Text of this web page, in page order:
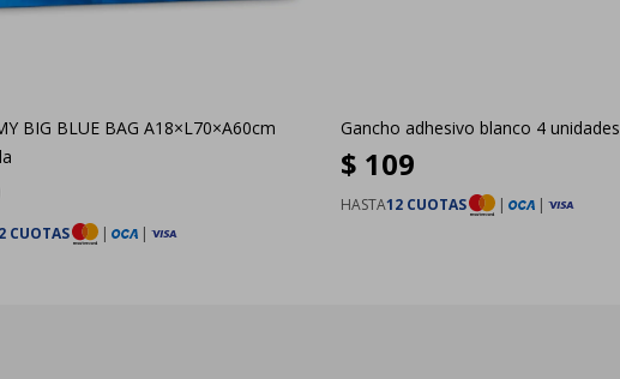
BIG BLUE BAG A18×L70×A60cm
CUOTAS | |
Gancho adhesivo blanco 4 unidades
$ 109
HASTA12 CUOTAS | |